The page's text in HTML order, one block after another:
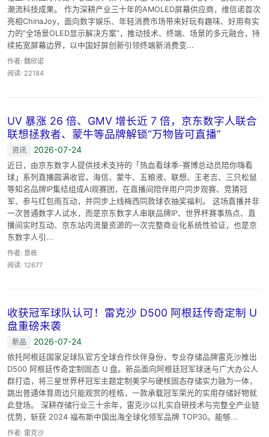
潮流科技成果。 作为深耕产业三十年的AMOLED屏幕供应商，维信诺首次
亮相ChinaJoy，面向数字娱乐、年轻消费市场带来好玩有趣味、好用有实
力的“全场景OLED显示解决方案”，推动技术、终端、场景的多元融合，持
续拓宽屏幕边界，以中国好屏创新引领终端新消费变...
作者: 魏欣诺
阅读: 22184
UV 暴涨 26 倍、GMV 增长近 7 倍，京东数字人联合
联想拯救者、蒙牛等品牌解锁“万物皆可直播”
资讯 2026-07-24
近日，由京东数字人提供技术支持的「热血看球季-赛博总动员陪你嗨看
球」系列直播圆满收官。海信、蒙牛、五粮液、联想、王老吉、三只松鼠
等知名品牌IP集结组成AI观赛团，在直播间陪伴用户同步观赛、竞猜冠
军、参与红包雨互动，并同步上线梅西同款球衣抽奖福利。 这场直播并非
一次普通数字人试水，而是京东数字人串联品牌IP、世界杯赛事热点、直
播间实时互动、京东站内流量资源的一次完整商业化系统性验证，也是京
东数字人引...
作者: 景栋
阅读: 12677
收获冠军球队认可！雷克沙 D500 阿根廷传奇定制 U
盘重磅来袭
新品 2026-07-24
依托阿根廷国家足球队官方全球合作伙伴身份，专业存储品牌雷克沙推出
D500 阿根廷传奇定制固态 U 盘。新品面向阿根廷冠军球迷与广大办公人
群打造，将三星世界杯冠军主题定制美学与硬核固态存储实力融为一体，
跳出普通体育周边只能观赏的桎梏，一款承载冠军荣光的实用存储好物就
此登场。 深耕存储行业三十余年，雷克沙以扎实自研技术与完整全产业链
优势，斩获 2024 福布斯中国出海全球化领军品牌 TOP30。能够...
作者: 雷克沙